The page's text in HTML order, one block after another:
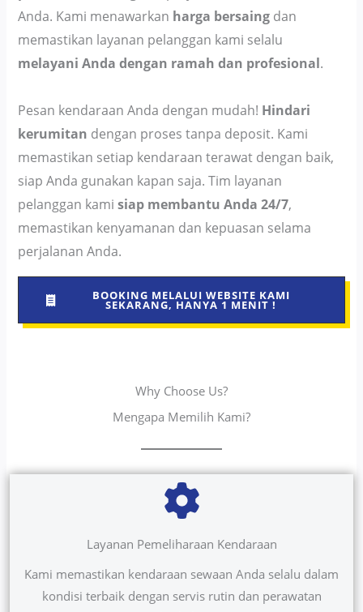
Anda. Kami menawarkan harga bersaing dan
memastikan layanan pelanggan kami selalu
melayani Anda dengan ramah dan profesional.
Pesan kendaraan Anda dengan mudah! Hindari
kerumitan dengan proses tanpa deposit. Kami
memastikan setiap kendaraan terawat dengan baik,
siap Anda gunakan kapan saja. Tim layanan
pelanggan kamisiap membantu Anda 24/7,
memastikan kenyamanan dan kepuasan selama
perjalanan Anda.
BOOKING MELALUI WEBSITE KAMI
SEKARANG, HANYA 1 MENIT !
Why Choose Us?
Mengapa Memilih Kami?
Layanan Pemeliharaan Kendaraan
Kami memastikan kendaraan sewaan Anda selalu dalam
kondisi terbaik dengan servis rutin dan perawatan